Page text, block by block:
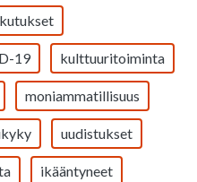
19 kulttuuritoiminta
moniammatillisuus
uudistukset
ikääntyneet